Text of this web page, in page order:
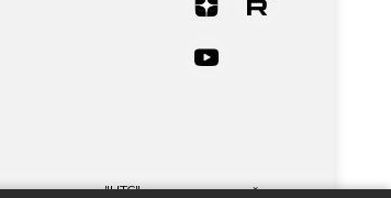
агентства "НТС" регистрационный